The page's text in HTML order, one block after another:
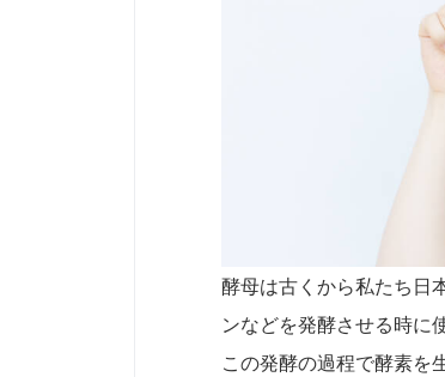
酵母は古くから私たち日
ンなどを発酵させる時に
この発酵の過程で酵素を